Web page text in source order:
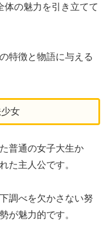
体の魅力を引き立てて
特徴と物語に与える
女
普通の女子大生か
た主人公です。
調べを欠かさない努
が魅力的です。